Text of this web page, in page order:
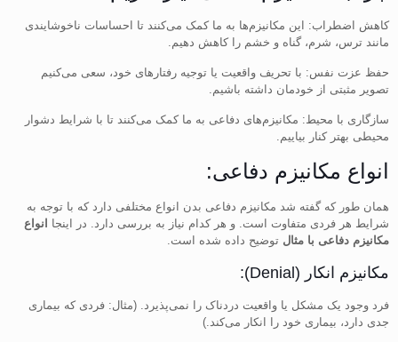
کاهش اضطراب: این مکانیزم‌ها به ما کمک می‌کنند تا احساسات ناخوشایندی
مانند ترس، شرم، گناه و خشم را کاهش دهیم.
حفظ عزت نفس: با تحریف واقعیت یا توجیه رفتارهای خود، سعی می‌کنیم
تصویر مثبتی از خودمان داشته باشیم.
سازگاری با محیط: مکانیزم‌های دفاعی به ما کمک می‌کنند تا با شرایط دشوار
محیطی بهتر کنار بیاییم.
انواع مکانیزم‌ دفاعی:
همان طور که گفته شد مکانیزم دفاعی بدن انواع مختلفی دارد که با توجه به
شرایط هر فردی متفاوت است. و هر کدام نیاز به بررسی دارد. در اینجا
انواع
مکانیزم دفاعی با مثال توضیح داده شده است.
مکانیزم انکار (Denial):
فرد وجود یک مشکل یا واقعیت دردناک را نمی‌پذیرد. (مثال: فردی که بیماری
جدی دارد، بیماری خود را انکار می‌کند.)